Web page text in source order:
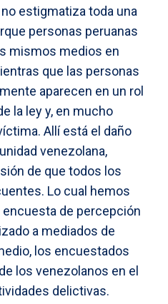
estigmatiza toda una
personas peruanas
mismos medios en
que las personas
aparecen en un rol
la ley y, en mucho
Allí está el daño
venezolana,
de que todos los
Lo cual hemos
de percepción
a mediados de
los encuestados
los venezolanos en el
delictivas.